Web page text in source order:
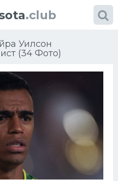
.club
Уилсон
(34 Фото)